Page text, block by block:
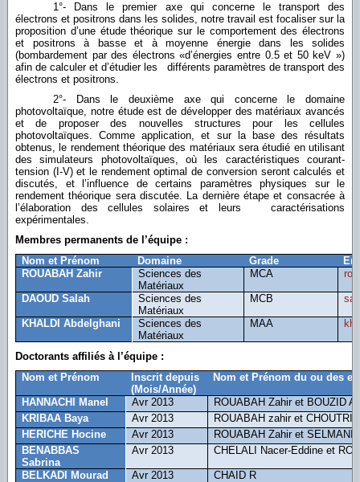
1°- Dans le premier axe qui concerne le transport des
électrons et positrons dans les solides, notre travail est focaliser sur la
proposition d’une étude théorique sur le comportement des électrons
et positrons à basse et à moyenne énergie dans les solides
(bombardement par des électrons «d’énergies entre 0.5 et 50 keV »)
afin de calculer et d’étudier les différents paramètres de transport des
électrons et positrons.
2°- Dans le deuxième axe qui concerne le domaine
photovoltaïque, notre étude est de développer des matériaux avancés
et de proposer des nouvelles structures pour les cellules
photovoltaïques. Comme application, et sur la base des résultats
obtenus, le rendement théorique des matériaux sera étudié en utilisant
des simulateurs photovoltaïques, où les caractéristiques courant-
tension (I-V) et le rendement optimal de conversion seront calculés et
discutés, et l’influence de certains paramètres physiques sur le
rendement théorique sera discutée. La dernière étape et consacrée à
l’élaboration des cellules solaires et leurs caractérisations
expérimentales.
Membres permanents de l’équipe :
Nom et Prénom
Domaine Grade
ROUABAH Zahir
Sciences des
Matériaux
MCA
DAOUD Salah
Sciences des
Matériaux
MCB
KHALDI Abdelghani
Sciences des
Matériaux
MAA
Doctorants affiliés à l’équipe :
Nom et Prénom
Inscrit depuis
(Mois/Année)
Nom et Prénom du ou des
HANNACHI Manel Avr 2013
ROUABAH Zahir et BOUZID
KRIBAA Baya
Avr 2013
ROUABAH zahir et CHOUTRI
HERICHE Hocine
Avr 2013
ROUABAH Zahir et SELMANI
BENABBAS
Sabrina
Avr 2013 CHELALI Nacer-Eddine et
BELKADI Mourad Avr 2013
CHAID R